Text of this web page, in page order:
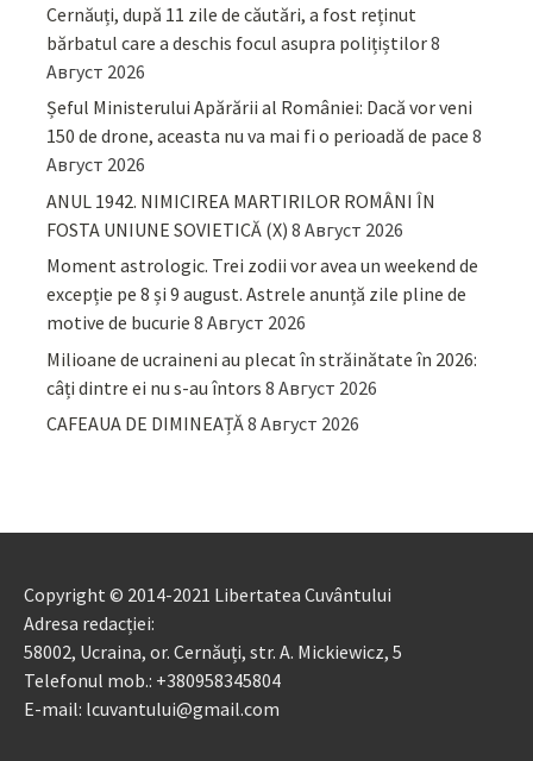
Cernăuți, după 11 zile de căutări, a fost reținut
bărbatul care a deschis focul asupra polițiștilor8
Август 2026
Șeful Ministerului Apărării al României: Dacă vor veni
150 de drone, aceasta nu va mai fi o perioadă de pace 8
Август 2026
ANUL 1942. NIMICIREA MARTIRILOR ROMÂNI ÎN
FOSTA UNIUNE SOVIETICĂ (X) 8 Август 2026
Moment astrologic. Trei zodii vor avea un weekend de
excepție pe 8 și 9 august. Astrele anunță zile pline de
motive de bucurie 8 Август 2026
Milioane de ucraineni au plecat în străinătate în 2026:
câți dintre ei nu s-au întors 8 Август 2026
CAFEAUA DE DIMINEAȚĂ8 Август 2026
Copyright © 2014-2021 Libertatea Cuvântului
Adresa redacției:
58002, Ucraina, or. Cernăuți, str. A. Mickiewicz, 5
Telefonul mob.: +380958345804
E-mail: lcuvantului@gmail.com